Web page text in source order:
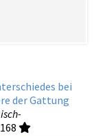
bei
der Gattung